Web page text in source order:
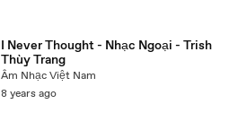
I Never Thought - Nhạc Ngoại - Trish
Thùy Trang
Âm Nhạc Việt Nam
8 years ago